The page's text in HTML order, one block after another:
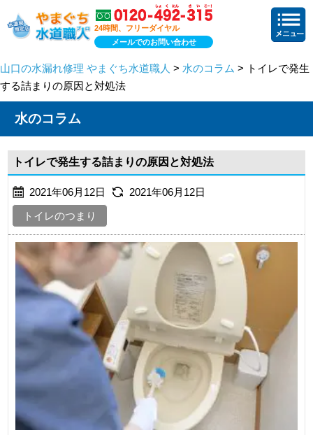
24時間、フリーダイヤル
メールでのお問い合わせ
山口の水漏れ修理 やまぐち水道職人 > 水のコラム > トイレで発生
する詰まりの原因と対処法
水のコラム
トイレで発生する詰まりの原因と対処法
2021年06月12日
2021年06月12日
トイレのつまり